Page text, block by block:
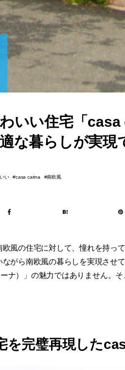
いい住宅「
な暮らしが実現
い casa carina 南欧風
風の住宅に対して、憧れを持っ
がら南欧風の暮らしを実現させ
ナ）」の魅力ではありません。
を完璧再現した